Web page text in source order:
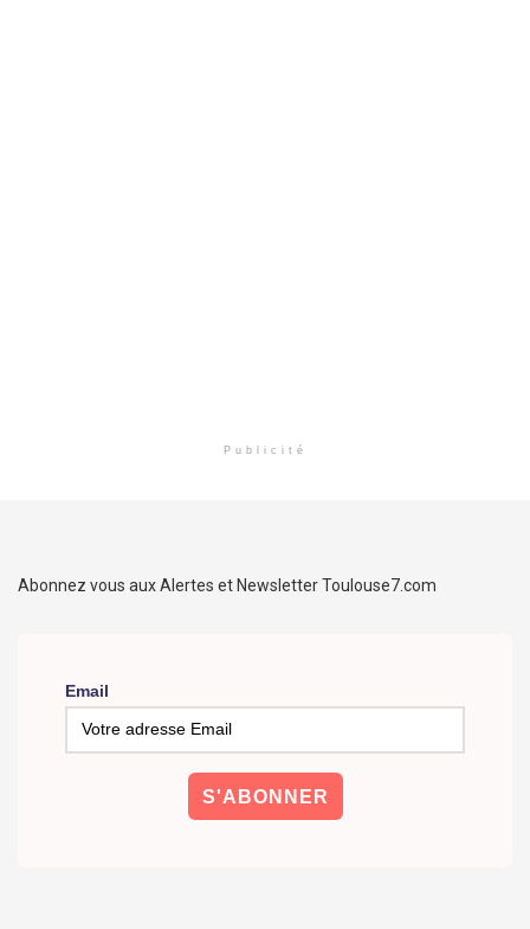
Publicité
Abonnez vous aux Alertes et Newsletter Toulouse7.com
Email